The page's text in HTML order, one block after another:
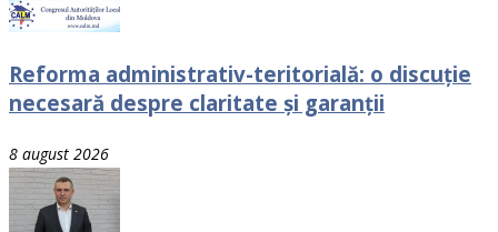
Reforma administrativ-teritorială: o discuție
necesară despre claritate și garanții
8 august 2026